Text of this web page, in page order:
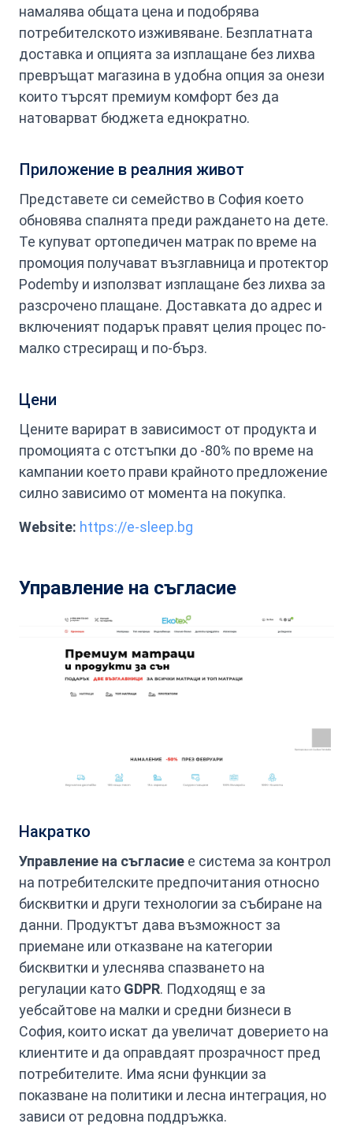
намалява общата цена и подобрява
потребителското изживяване. Безплатната
доставка и опцията за изплащане без лихва
превръщат магазина в удобна опция за онези
които търсят премиум комфорт без да
натоварват бюджета еднократно.
Приложение в реалния живот
Представете си семейство в София което
обновява спалнята преди раждането на дете.
Те купуват ортопедичен матрак по време на
промоция получават възглавница и протектор
Podemby и използват изплащане без лихва за
разсрочено плащане. Доставката до адрес и
включеният подарък правят целия процес по-
малко стресиращ и по-бърз.
Цени
Цените варират в зависимост от продукта и
промоцията с отстъпки до -80% по време на
кампании което прави крайното предложение
силно зависимо от момента на покупка.
Website: https://e-sleep.bg
Управление на съгласие
Накратко
Управление на съгласие е система за контрол
на потребителските предпочитания относно
бисквитки и други технологии за събиране на
данни. Продуктът дава възможност за
приемане или отказване на категории
бисквитки и улеснява спазването на
регулации като GDPR. Подходящ е за
уебсайтове на малки и средни бизнеси в
София, които искат да увеличат доверието на
клиентите и да оправдаят прозрачност пред
потребителите. Има ясни функции за
показване на политики и лесна интеграция, но
зависи от редовна поддръжка.